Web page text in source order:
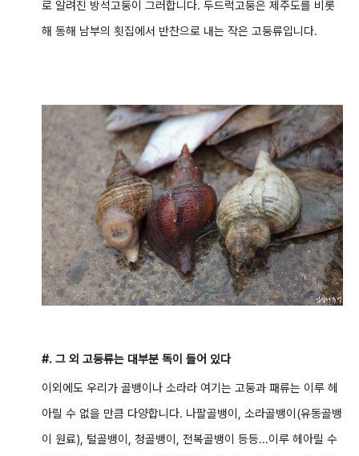
로 알려진 방석고둥이 그러합니다. 두드럭고둥은 제주도를 비롯
해 동해 남부의 횟집에서 반찬으로 내는 작은 고둥류입니다.
#. 그 외 고둥류는 대부분 독이 들어 있다
이외에도 우리가 골뱅이나 소라라 여기는 고둥과 패류는 이루 헤
아릴 수 없을 만큼 다양합니다. 나팔골뱅이, 소라골뱅이(유동골뱅
이 원료), 털골뱅이, 청골뱅이, 전복골뱅이 등등...이루 헤아릴 수